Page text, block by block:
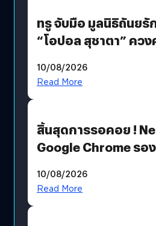
ทรู จับมือ มูลนิธิถันยรั
“โอปอล สุชาตา” คว
เติมเต็มความหมายวัน
10/08/2026
Read More
สิ้นสุดการรอคอย !
Google Chrome รอ
เงื่อนไขที่กำหนด
10/08/2026
Read More